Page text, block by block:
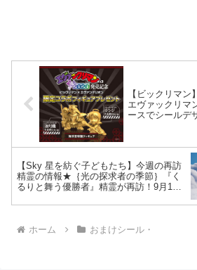
【ビックリマン
エヴァックリマ
ースでシールデ
【Sky 星を紡ぐ子どもたち】今週の再訪
精霊の情報★｛光の探求者の季節｝『く
るりと舞う優勝者』精霊が再訪！9月17
要なキャンドル数は？？
ホーム おまけシール・